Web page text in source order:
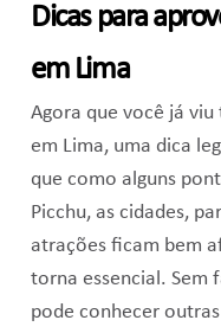
Dicas para
em Lima
Agora que você já
em Lima, uma dica
que como alguns
Picchu, as cidades,
atrações ficam bem
torna essencial. Sem
pode conhecer